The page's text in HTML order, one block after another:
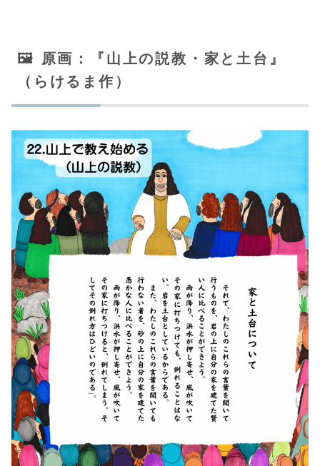
🖼️ 原画：『山上の説教・家と土台』
（らけるま作）